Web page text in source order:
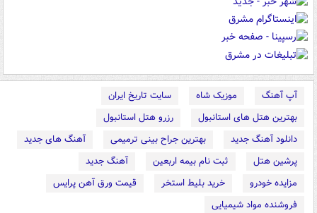
آپ آهنگ موزیک شاه
سایت تاریخ ایران
بهترین هتل های استانبول
رزرو هتل استانبول
دانلود آهنگ جدید
بهترین جراح بینی ترمیمی
آهنگ های جدید
پرشین هتل
ثبت نام بیمه اربعین
آهنگ جدید
مزایده خودرو
خرید بلیط استخر
قیمت ورق آهن پرایس
فروشنده مواد شیمیایی